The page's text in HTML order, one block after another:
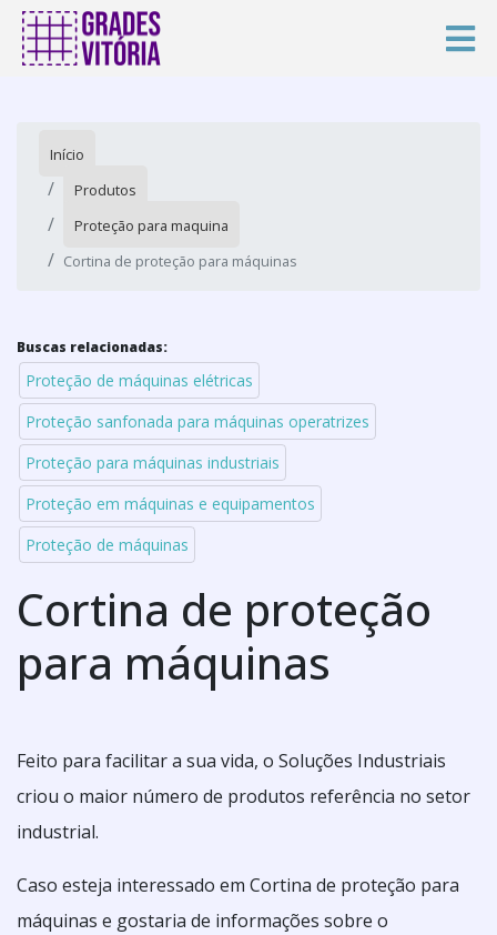
Início
Produtos
Proteção para maquina
Cortina de proteção para máquinas
Buscas relacionadas:
Proteção de máquinas elétricas
Proteção sanfonada para máquinas operatrizes
Proteção para máquinas industriais
Proteção em máquinas e equipamentos
Proteção de máquinas
Cortina de proteção
para máquinas
Feito para facilitar a sua vida, o Soluções Industriais
criou o maior número de produtos referência no setor
industrial.
Caso esteja interessado em Cortina de proteção para
máquinas e gostaria de informações sobre o